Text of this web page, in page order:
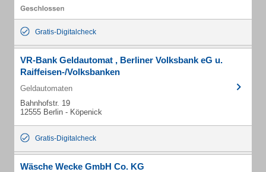
Gratis-Digitalcheck
VR-Bank Geldautomat , Berliner Volksbank eG u.
Raiffeisen-/Volksbanken
Geldautomaten
Bahnhofstr. 19
12555 Berlin - Köpenick
Gratis-Digitalcheck
Wäsche Wecke GmbH Co. KG